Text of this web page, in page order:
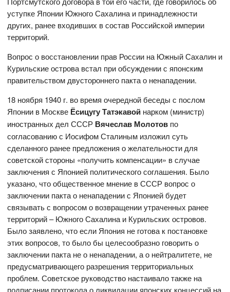
уступке Японии Южного Сахалина и принадлежности
других, ранее входивших в состав Российской империи
территорий.
Вопрос о восстановлении прав России на Южный Сахалин и
Курильские острова встал при обсуждении с японским
правительством двустороннего пакта о ненападении.
18 ноября 1940 г. во время очередной беседы с послом
Японии в Москве Ёсицугу Татэкавой нарком (министр)
иностранных дел СССР Вячеслав Молотов по
согласованию с Иосифом Сталиным изложил суть
сделанного ранее предложения о желательности для
советской стороны «получить компенсации» в случае
заключения с Японией политического соглашения. Было
указано, что общественное мнение в СССР вопрос о
заключении пакта о ненападении с Японией будет
связывать с вопросом о возвращении утраченных ранее
территорий – Южного Сахалина и Курильских островов.
Было заявлено, что если Япония не готова к постановке
этих вопросов, то было бы целесообразно говорить о
заключении пакта не о ненападении, а о нейтралитете, не
предусматривающего разрешения территориальных
проблем. Советское руководство настаивало также на
подписании протокола о ликвидации японских концессий на